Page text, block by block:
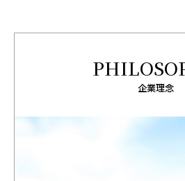
企業理念